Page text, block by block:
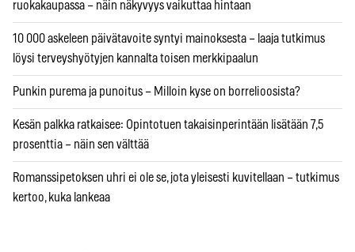
ruokakaupassa – näin näkyvyys vaikuttaa hintaan
10 000 askeleen päivätavoite syntyi mainoksesta – laaja tutkimus
löysi terveyshyötyjen kannalta toisen merkkipaalun
Punkin purema ja punoitus – Milloin kyse on borrelioosista?
Kesän palkka ratkaisee: Opintotuen takaisinperintään lisätään 7,5
prosenttia – näin sen välttää
Romanssipetoksen uhri ei ole se, jota yleisesti kuvitellaan – tutkimus
kertoo, kuka lankeaa